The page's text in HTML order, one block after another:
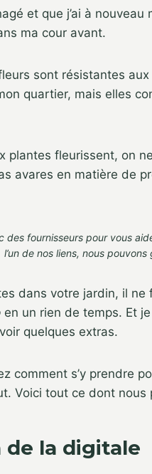
et que j’ai à
ma cour avant.
sont résistantes
quartier, mais elles
plantes fleurissent, on
avares en matière de
des fournisseurs pour vous
l’un de nos liens, nous pouvons
dans votre jardin, il ne
en un rien de temps. Et
quelques extras.
comment s’y prendre
Voici tout ce dont
de la digitale